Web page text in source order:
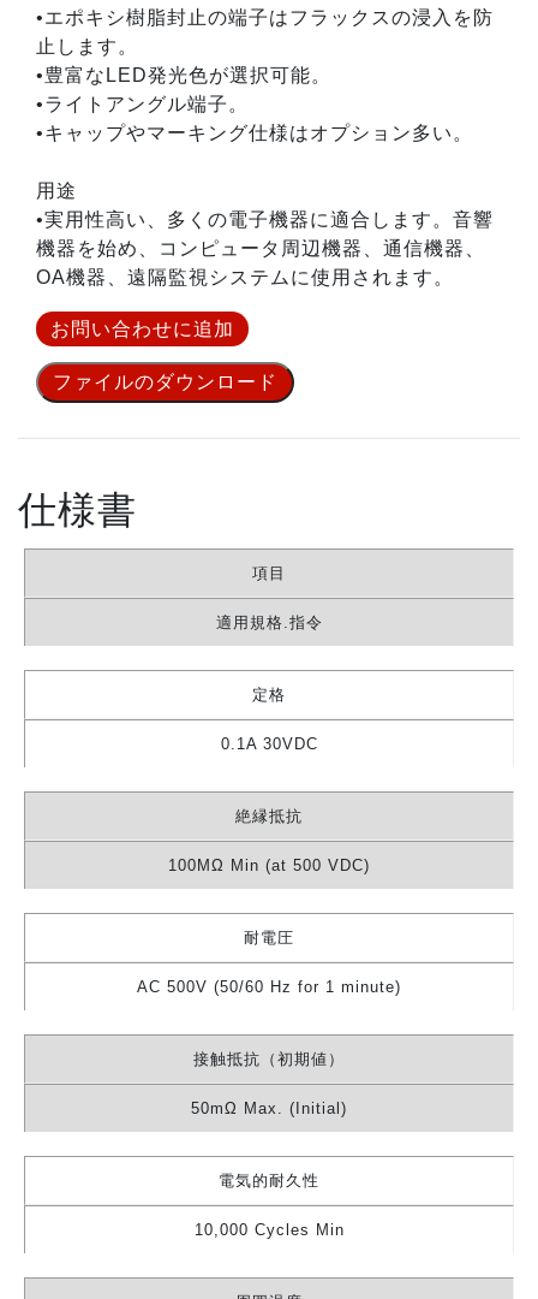
•エポキシ樹脂封止の端子はフラックスの浸入を防
止します。
•豊富なLED発光色が選択可能。
•ライトアングル端子。
•キャップやマーキング仕様はオプション多い。
用途
•実用性高い、多くの電子機器に適合します。音響
機器を始め、コンピュータ周辺機器、通信機器、
OA機器、遠隔監視システムに使用されます。
お問い合わせに追加
ファイルのダウンロード
仕様書
項目
適用規格.指令
定格
0.1A 30VDC
絶縁抵抗
100MΩ Min (at 500 VDC)
耐電圧
AC 500V (50/60 Hz for 1 minute)
接触抵抗（初期値）
50mΩ Max. (Initial)
電気的耐久性
10,000 Cycles Min